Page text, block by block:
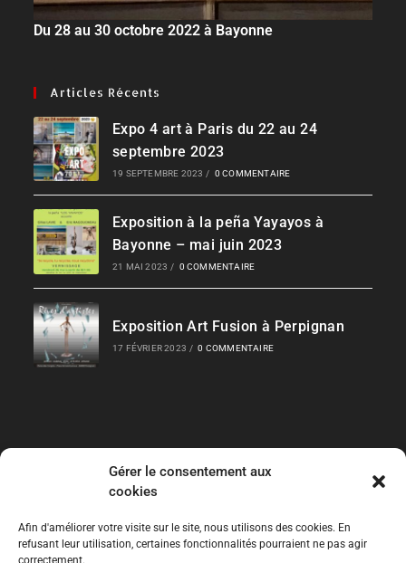
Gérer le consentement aux
cookies
Afin d'améliorer votre visite sur le site, nous utilisons des cookies. En
refusant leur utilisation, certaines fonctionnalités pourraient ne pas agir
correctement.
Du 28 au 30 octobre 2022 à Bayonne
Articles Récents
Expo 4 art à Paris du 22 au 24
septembre 2023
19 SEPTEMBRE 2023 / 0 COMMENTAIRE
Exposition à la peña Yayayos à
Bayonne – mai juin 2023
21 MAI 2023 / 0 COMMENTAIRE
Exposition Art Fusion à Perpignan
17 FÉVRIER 2023 / 0 COMMENTAIRE
Liens Rapides
Les Collections